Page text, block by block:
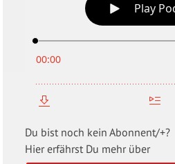
Du bist noch kein Abonnent/+?
Hier erfährst Du mehr über